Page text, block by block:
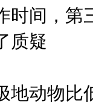
时间，
质疑
动物比